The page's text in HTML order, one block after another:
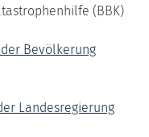
(BBK)
Bevölkerung
Landesregierung